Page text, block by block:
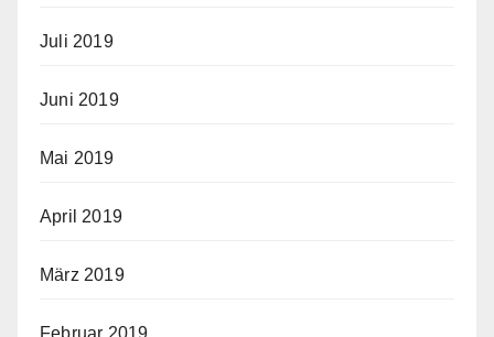
Juli 2019
Juni 2019
Mai 2019
April 2019
März 2019
Februar 2019